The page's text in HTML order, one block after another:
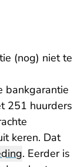
(nog) niet te
bankgarantie
251 huurders
keren. Dat
. Eerder is